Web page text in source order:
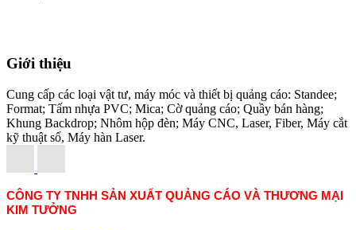
Giới thiệu
Cung cấp các loại vật tư, máy móc và thiết bị quảng cáo: Standee;
Format; Tấm nhựa PVC; Mica; Cờ quảng cáo; Quầy bán hàng;
Khung Backdrop; Nhôm hộp đèn; Máy CNC, Laser, Fiber, Máy cắt
kỹ thuật số, Máy hàn Laser.
CÔNG TY TNHH SẢN XUẤT QUẢNG CÁO VÀ THƯƠNG MẠI
KIM TƯỞNG